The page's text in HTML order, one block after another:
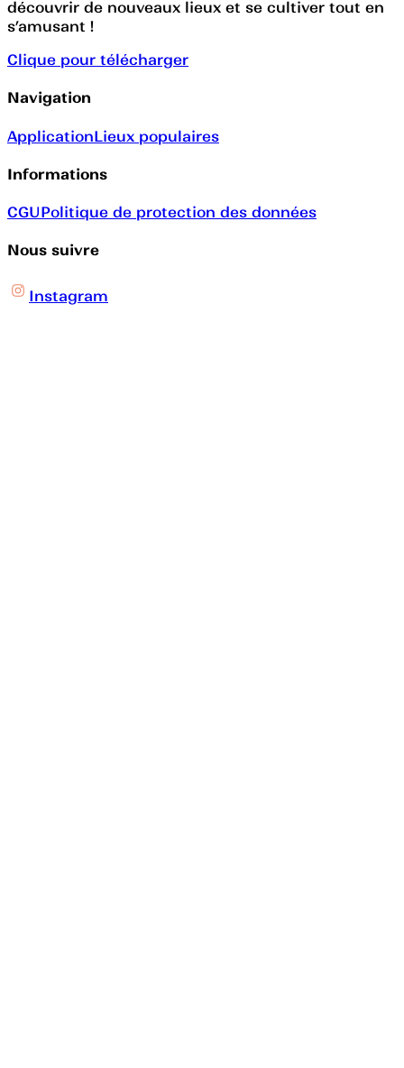
découvrir de nouveaux lieux et se cultiver tout en
s’amusant !
Clique pour télécharger
Navigation
ApplicationLieux populaires
Informations
CGUPolitique de protection des données
Nous suivre
Instagram